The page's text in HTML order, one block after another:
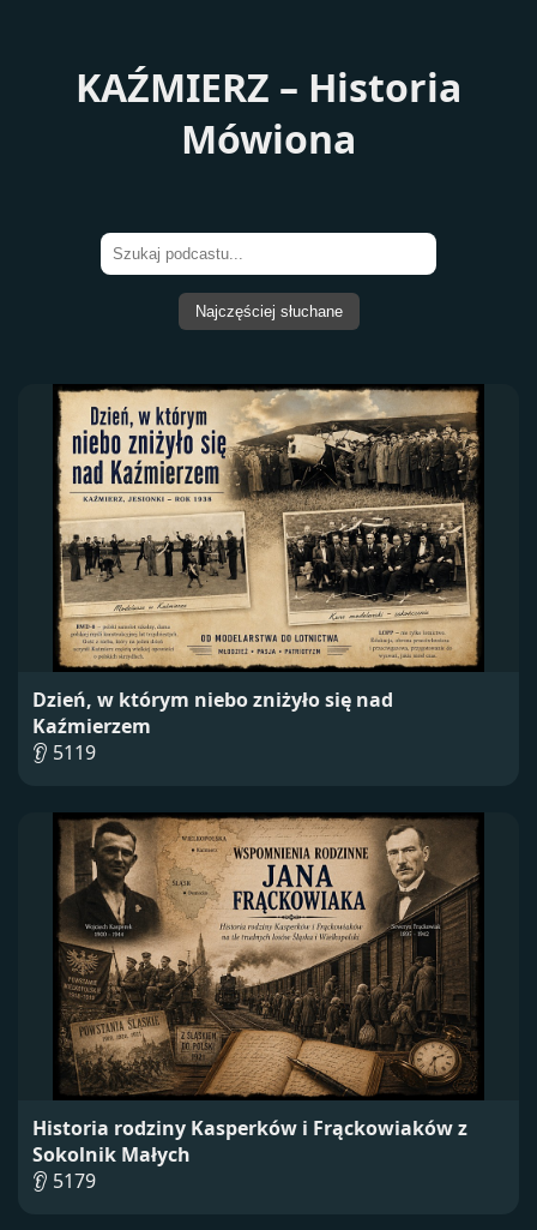
KAŹMIERZ – Historia
Mówiona
Najczęściej słuchane
Dzień, w którym niebo zniżyło się nad
Kaźmierzem
👂 5119
Historia rodziny Kasperków i Frąckowiaków z
Sokolnik Małych
👂 5179